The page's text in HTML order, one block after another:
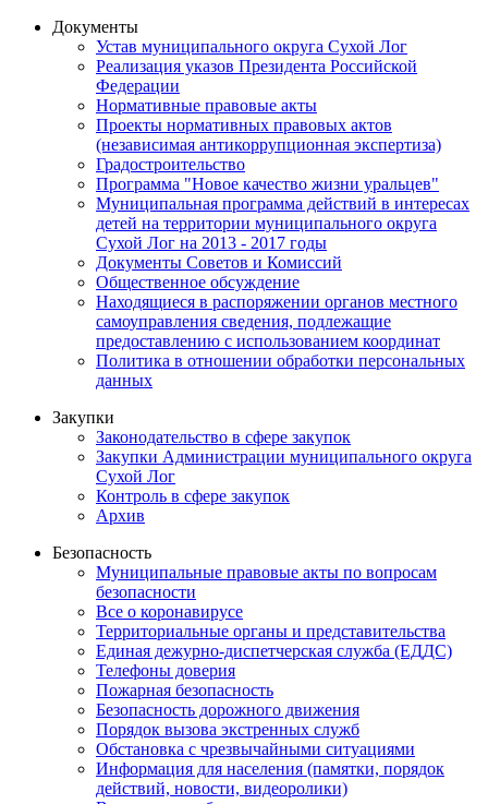
Документы
Устав муниципального округа Сухой Лог
Реализация указов Президента Российской
Федерации
Нормативные правовые акты
Проекты нормативных правовых актов
(независимая антикоррупционная экспертиза)
Градостроительство
Программа "Новое качество жизни уральцев"
Муниципальная программа действий в интересах
детей на территории муниципального округа
Сухой Лог на 2013 - 2017 годы
Документы Советов и Комиссий
Общественное обсуждение
Находящиеся в распоряжении органов местного
самоуправления сведения, подлежащие
предоставлению с использованием координат
Политика в отношении обработки персональных
данных
Закупки
Законодательство в сфере закупок
Закупки Администрации муниципального округа
Сухой Лог
Контроль в сфере закупок
Архив
Безопасность
Муниципальные правовые акты по вопросам
безопасности
Все о коронавирусе
Территориальные органы и представительства
Единая дежурно-диспетчерская служба (ЕДДС)
Телефоны доверия
Пожарная безопасность
Безопасность дорожного движения
Порядок вызова экстренных служб
Обстановка с чрезвычайными ситуациями
Информация для населения (памятки, порядок
действий, новости, видеоролики)